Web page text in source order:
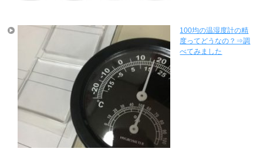
100均の温湿度計の精
度ってどうなの？⇒調
べてみました